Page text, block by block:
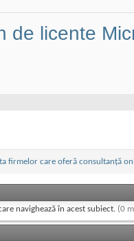
de licente
firmelor care oferă consultanţă
navighează în acest subiect. (0